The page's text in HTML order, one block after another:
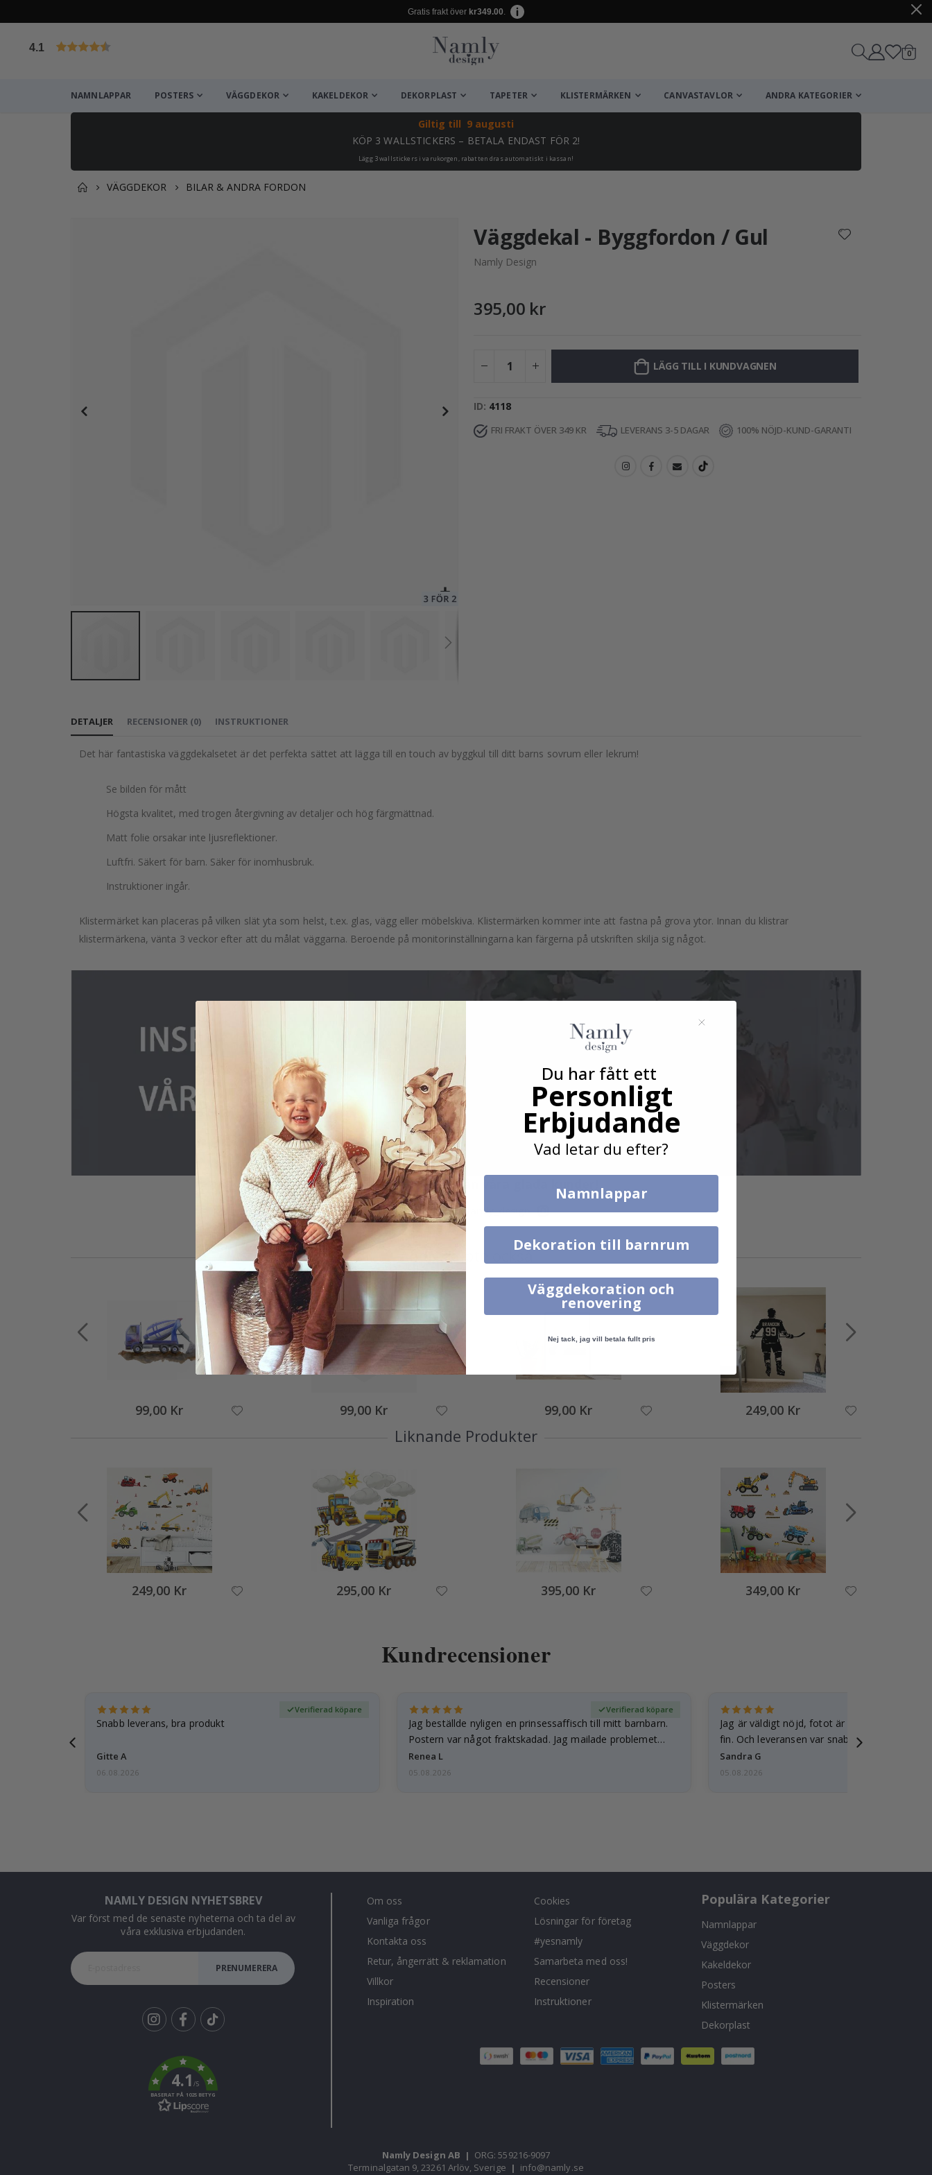
Gratis frakt över kr349.00.
4.1 0
NAMNLAPPAR POSTERS VÄGGDEKOR KAKELDEKOR DEKORPLAST TAPETER KLISTERMÄRKEN CANVASTAVLOR ANDRA KATEGORIER
Giltig till 9 augusti
KÖP 3 WALLSTICKERS – BETALA ENDAST FÖR 2!
Lägg 3 wallstickers i varukorgen, rabatten dras automatiskt i kassan!
VÄGGDEKOR BILAR & ANDRA FORDON
början
bildgalleriet
Väggdekal - Byggfordon / Gul
Namly Design
395,00 kr
LÄGG TILL I KUNDVAGNEN
ID 4118
FRI FRAKT ÖVER 349 KR LEVERANS 3-5 DAGAR 100% NÖJD-KUND-GARANTI
DETALJER
Det här fantastiska väggdekalsetet är det perfekta sättet att lägga till en touch av byggkul till ditt barns sovrum eller lekrum!
Se bilden för mått
Högsta kvalitet, med trogen återgivning av detaljer och hög färgmättnad.
Matt folie orsakar inte ljusreflektioner.
Luftfri. Säkert för barn. Säker för inomhusbruk.
Instruktioner ingår.
Klistermärket kan placeras på vilken slät yta som helst, t.ex. glas, vägg eller möbelskiva. Klistermärken kommer inte att fastna på grova ytor. Innan du klistrar
klistermärkena, vänta 3 veckor efter att du målat väggarna. Beroende på monitorinställningarna kan färgerna på utskriften skilja sig något.
RECENSIONER (0) INSTRUKTIONER
Verklig inspiration från våra glada kunder!
Tagga ditt med #namly_design
Andra köpte också
99,00 Kr 99,00 Kr 99,00 Kr 249,00 Kr
Liknande Produkter
249,00 Kr 295,00 Kr 395,00 Kr 349,00 Kr
Kundrecensioner
Snabb leverans, bra produkt
Gitte A
Verifierad köpare
06.08.2026
Jag beställde nyligen en prinsessaffisch till mitt barnbarn.
Postern var något fraktskadad. Jag mailade problemet
och…
Renea L
Verifierad köpare
05.08.2026
Jag är väldigt nöjd, fotot är välgjort och
fin. Och leveransen var snabb.
Sandra G
05.08.2026
NAMLY DESIGN NYHETSBREV
Var först med de senaste nyheterna och ta del av
våra exklusiva erbjudanden.
PRENUMERERA
k
4.1/5
BASERAT PÅ 1025 BETYG
Om oss
Vanliga frågor
Kontakta oss
Retur, ångerrätt & reklamation
Villkor
Inspiration
Cookies
Lösningar för företag
#yesnamly
Samarbeta med oss!
Recensioner
Instruktioner
Populära Kategorier
Namnlappar
Väggdekor
Kakeldekor
Posters
Klistermärken
Dekorplast
Namly Design AB | ORG: 559216-9097
Terminalgatan 9, 23261 Arlöv, Sverige | info@namly.se
Du har fått ett
Personligt
Erbjudande
Vad letar du efter?
Namnlappar
Dekoration till barnrum
Väggdekoration och
renovering
Nej tack, jag vill betala fullt pris